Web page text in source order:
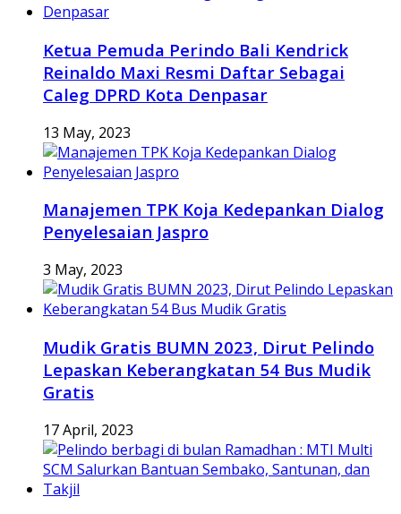
Ketua Pemuda Perindo Bali Kendrick
Reinaldo Maxi Resmi Daftar Sebagai
Caleg DPRD Kota Denpasar
13 May, 2023
Manajemen TPK Koja Kedepankan Dialog
Penyelesaian Jaspro
3 May, 2023
Mudik Gratis BUMN 2023, Dirut Pelindo
Lepaskan Keberangkatan 54 Bus Mudik
Gratis
17 April, 2023